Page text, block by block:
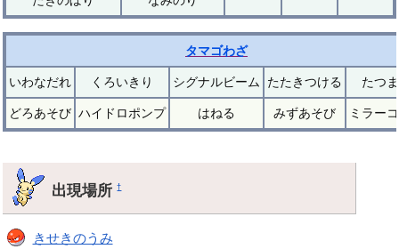
タマゴわざ
いわなだれ くろいきり シグナルビーム たたきつける たつ
どろあそび ハイドロポンプ はねる みずあそび ミラー
出現場所†
きせきのうみ